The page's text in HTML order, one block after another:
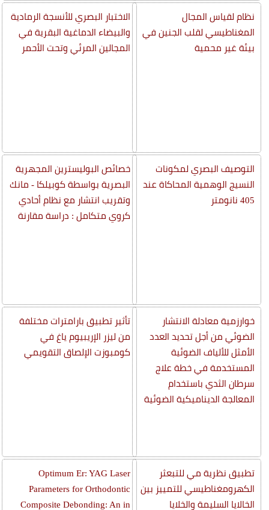
نظام لقياس المجال
المغناطيسي لقلب الجنين في
بيئة غير محمية
التوصيف البصري لمكونات
النسيج الوهمية المحاكاة عند
405 نانومتر
خوارزمية معادلة الانتشار
الضوئي من أجل تحديد العدد
الأمثل للألياف الضوئية
المستخدمة في خطة علاج
سرطان الثدي باستخدام
المعالجة الديناميكية الضوئية
تطبيق نظرية مي للتبعثر
الكهرومغناطيسي للتمييز بين
الخالايا السليمة والخلايا
الاختبار البصري للأنسجة الرمادية
والبيضاء الدماغية البقرية في
المجالين المرئي وتحت الأحمر
خصائص البوليسترين المجهرية
البصرية بواسطة كوبيلكا - مانك
وتقريب انتشار مع نظام أحادي
كروي متكامل : دراسة مقارنة
تأثير تطبيق بارامترات مختلفة
من ليزر الإريبيوم ياغ في
كومبوزت الإلصاق التقويمي
Optimum Er: YAG Laser
Parameters for Orthodontic
Composite Debonding: An in